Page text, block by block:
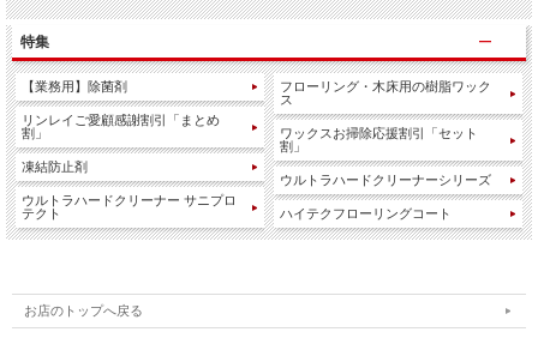
特集
【業務用】除菌剤
リンレイご愛顧感謝割引「まとめ
割」
凍結防止剤
ウルトラハードクリーナー サニプロ
テクト
フローリング・木床用の樹脂ワック
ス
ワックスお掃除応援割引「セット
割」
ウルトラハードクリーナーシリーズ
ハイテクフローリングコート
お店のトップへ戻る